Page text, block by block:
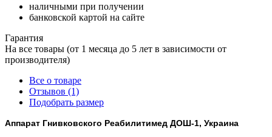
наличными при получении
банковской картой на сайте
Гарантия
На все товары (от 1 месяца до 5 лет в зависимости от
производителя)
Все о товаре
Отзывов (1)
Подобрать размер
Аппарат Гнивковского Реабилитимед ДОШ-1, Украина